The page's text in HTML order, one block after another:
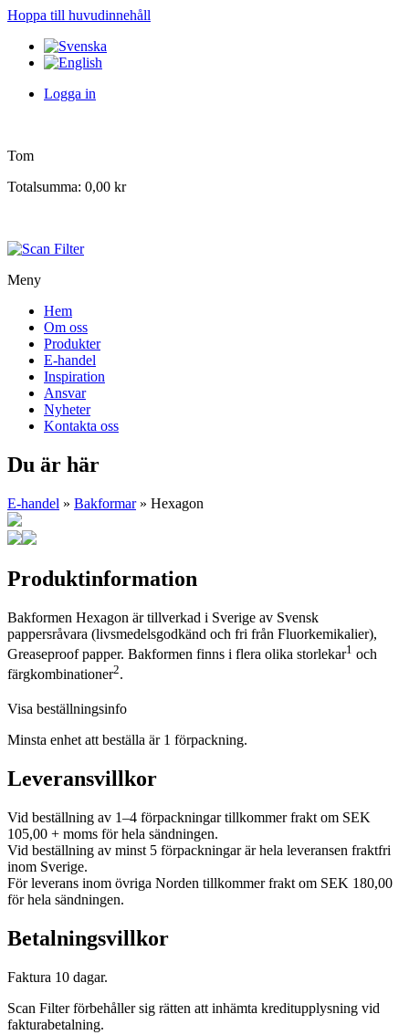
Hoppa till huvudinnehåll
Logga in
Tom
Totalsumma: 0,00 kr
Meny
Hem
Om oss
Produkter
E-handel
Inspiration
Ansvar
Nyheter
Kontakta oss
Du är här
E-handel » Bakformar» Hexagon
Produktinformation
Bakformen Hexagon är tillverkad i Sverige av Svensk
pappersråvara (livsmedelsgodkänd och fri från Fluorkemikalier),
Greaseproof papper. Bakformen finns i flera olika storlekar1 och
färgkombinationer2.
Visa beställningsinfo
Minsta enhet att beställa är 1 förpackning.
Leveransvillkor
Vid beställning av 1–4 förpackningar tillkommer frakt om SEK
105,00 + moms för hela sändningen.
Vid beställning av minst 5 förpackningar är hela leveransen fraktfri
inom Sverige.
För leverans inom övriga Norden tillkommer frakt om SEK 180,00
för hela sändningen.
Betalningsvillkor
Faktura 10 dagar.
Scan Filter förbehåller sig rätten att inhämta kreditupplysning vid
fakturabetalning.